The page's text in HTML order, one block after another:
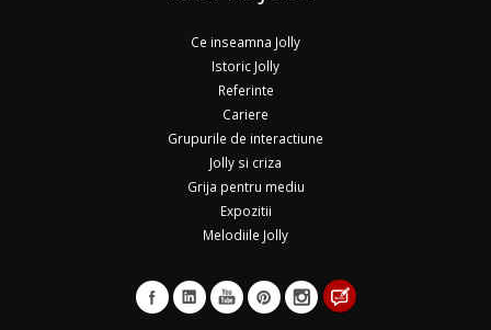
Ce inseamna Jolly
Istoric Jolly
Referinte
Cariere
Grupurile de interactiune
Jolly si criza
Grija pentru mediu
Expozitii
Melodiile Jolly